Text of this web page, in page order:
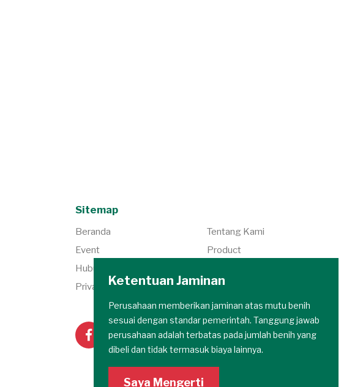
Ketentuan Jaminan
Perusahaan memberikan jaminan atas mutu benih
sesuai dengan standar pemerintah. Tanggung jawab
perusahaan adalah terbatas pada jumlah benih yang
dibeli dan tidak termasuk biaya lainnya.
Saya Mengerti
Sitemap
Beranda
Tentang Kami
Event
Product
Hubungi Kami
Privacy Policy
Karir